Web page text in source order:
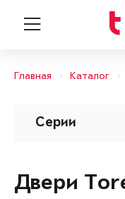
Главная Каталог
Серии
Двери